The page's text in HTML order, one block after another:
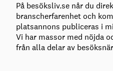
På besöksliv.se når du
branscherfarenhet och
platsannons publiceras i
Vi har massor med nöjda
från alla delar av